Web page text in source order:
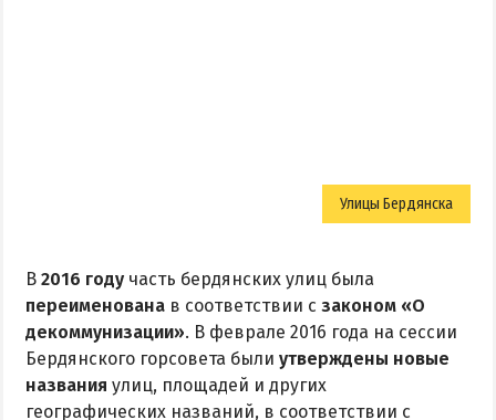
Улицы Бердянска
В 2016 году часть бердянских улиц была
переименована в соответствии с законом «О
декоммунизации». В феврале 2016 года на сессии
Бердянского горсовета были утверждены новые
названия улиц, площадей и других
географических названий, в соответствии с